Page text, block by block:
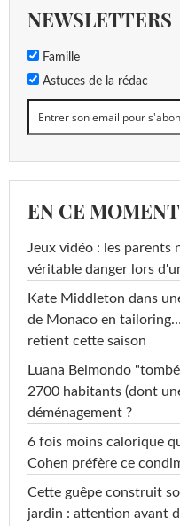
NEWSLETTERS
Famille
Astuces de la rédac
EN CE MOMENT
Jeux vidéo : les parents
véritable danger lors
Kate Middleton dans
de Monaco en
retient cette saison
Luana Belmondo
2700 habitants (dont
déménagement ?
6 fois moins calorique
Cohen préfère ce
Cette guêpe construit
jardin : attention avant